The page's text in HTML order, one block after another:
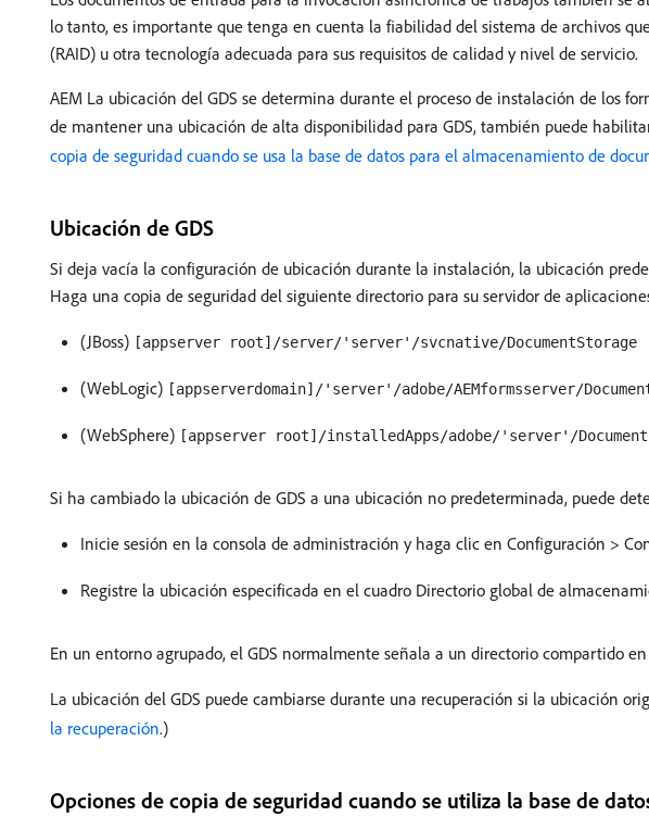
lo tanto, es importante que tenga en cuenta la fiabilidad del sistema de archivos
(RAID) u otra tecnología adecuada para sus requisitos de calidad y nivel de servicio.
AEM La ubicación del GDS se determina durante el proceso de instalación de los
de mantener una ubicación de alta disponibilidad para GDS, también puede
copia de seguridad cuando se usa la base de datos para el almacenamiento de
Ubicación de GDS
Si deja vacía la configuración de ubicación durante la instalación, la ubicación
Haga una copia de seguridad del siguiente directorio para su servidor de
(JBoss) [appserver root]/server/'server'/svcnative/DocumentStorage
(WebLogic) [appserverdomain]/'server'/adobe/AEMformsserver/
(WebSphere) [appserver root]/installedApps/adobe/'server'/
Si ha cambiado la ubicación de GDS a una ubicación no predeterminada, puede
Inicie sesión en la consola de administración y haga clic en Configuración >
Registre la ubicación especificada en el cuadro Directorio global de
En un entorno agrupado, el GDS normalmente señala a un directorio compartido
La ubicación del GDS puede cambiarse durante una recuperación si la ubicación
la recuperación.)
Opciones de copia de seguridad cuando se utiliza la base de